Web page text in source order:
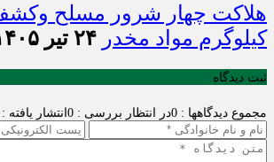
کیلوگرم مواد مخدر ۲۴ تیر ۱۴۰۵ - ۰:۵۲
ثبت دیدگاه
مجموع دیدگاهها : 0 در انتظار بررسی : 0 انتشار یافته : 0